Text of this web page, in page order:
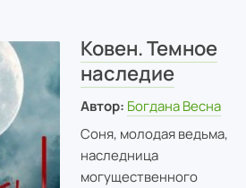
Ковен. Темное
наследие
Автор: Богдана Весна
Соня, молодая ведьма,
наследница
могущественного